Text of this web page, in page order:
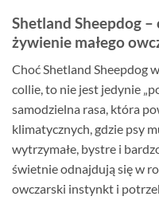
Shetland Sheepdog
żywienie małego
Choć Shetland Sheepdog
collie, to nie jest jedynie
samodzielna rasa, która
klimatycznych, gdzie psy
wytrzymałe, bystre i
świetnie odnajdują się w
owczarski instynkt i